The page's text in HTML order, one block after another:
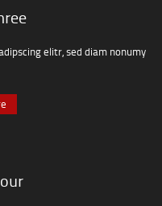
elitr, sed diam nonumy